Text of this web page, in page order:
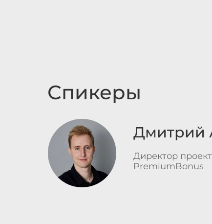
Спикеры
Дмитрий
Директор
PremiumBonus